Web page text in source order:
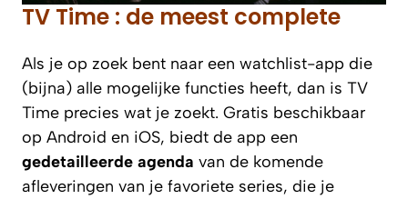
TV Time : de meest complete
Als je op zoek bent naar een watchlist-app die
(bijna) alle mogelijke functies heeft, dan is TV
Time precies wat je zoekt. Gratis beschikbaar
op Android en iOS, biedt de app een
gedetailleerde agenda van de komende
afleveringen van je favoriete series, die je